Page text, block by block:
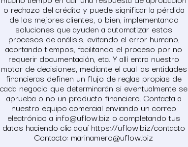
o rechazo del crédito y puede significar la pérdida
de los mejores clientes, o bien, implementando
soluciones que ayuden a automatizar estos
procesos de análisis, evitando el error humano,
acortando tiempos, facilitando el proceso por no
requerir documentación, etc. Y allí entra nuestro
motor de decisiones, mediante el cual las entidades
financieras definen un flujo de reglas propias de
cada negocio que determinarán si eventualmente se
aprueba o no un producto financiero. Contacta a
nuestro equipo comercial enviando un correo
electrónico a info@uflow.biz o completando tus
datos haciendo clic aquí https://uflow.biz/contacto
Contacto: marinamero@uflow.biz